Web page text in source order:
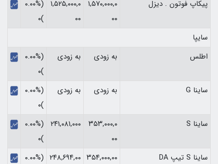
پیکاپ فوتون . دیزل
۱,۵۷۰,۰۰۰,۰
۰۰
۱,۵۲۵,۰۰۰,۰
۰۰
(۰.۰۰%
)۰
سایپا
اطلس
به زودی به زودی
(۰.۰۰%
)۰
ساینا G
به زودی به زودی
(۰.۰۰%
)۰
ساینا S
۳۵۳,۰۰۰,۰
۰۰
۲۴۱,۰۸۱,۰۰۰
(۰.۰۰%
)۰
ساینا S تیپ DA
۳۵۴,۰۰۰,۰۰ ۲۴۸,۶۹۴,۰۰
(۰.۰۰%